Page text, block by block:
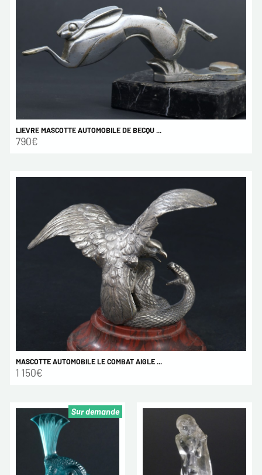
LIEVRE MASCOTTE AUTOMOBILE DE BECQU ...
790€
MASCOTTE AUTOMOBILE LE COMBAT AIGLE ...
1 150€
Sur demande